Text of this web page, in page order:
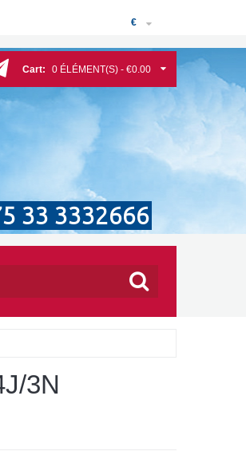
€
Cart: 0 ÉLÉMENT(S) - €0.00
33 3332666
3N